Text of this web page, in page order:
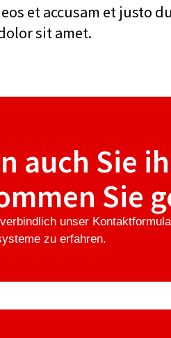
et accusam et justo
sit amet.
auch Sie
Sie
unser
zu erfahren.